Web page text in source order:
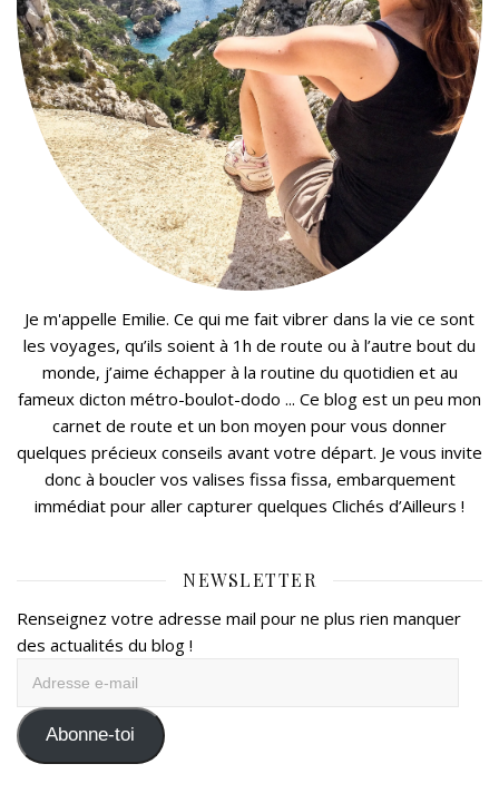
Je m'appelle Emilie. Ce qui me fait vibrer dans la vie ce sont
les voyages, qu’ils soient à 1h de route ou à l’autre bout du
monde, j’aime échapper à la routine du quotidien et au
fameux dicton métro-boulot-dodo ... Ce blog est un peu mon
carnet de route et un bon moyen pour vous donner
quelques précieux conseils avant votre départ. Je vous invite
donc à boucler vos valises fissa fissa, embarquement
immédiat pour aller capturer quelques Clichés d’Ailleurs !
NEWSLETTER
Renseignez votre adresse mail pour ne plus rien manquer
des actualités du blog !
mail Abonne-toi